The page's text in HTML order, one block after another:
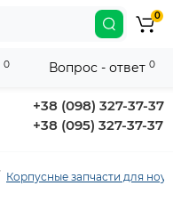
+38 (098) 327-37-37
+38 (095) 327-37-37
0
Корпусные запчасти для
0 Вопрос - ответ 0